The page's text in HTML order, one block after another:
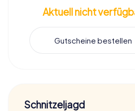
Aktuell nicht
Gutscheine bestellen
Schnitzeljagd